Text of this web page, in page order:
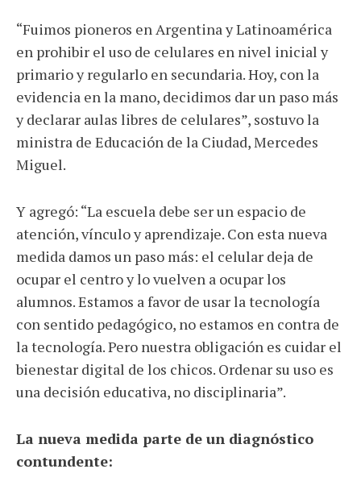
“Fuimos pioneros en Argentina y Latinoamérica
en prohibir el uso de celulares en nivel inicial y
primario y regularlo en secundaria. Hoy, con la
evidencia en la mano, decidimos dar un paso más
y declarar aulas libres de celulares”, sostuvo la
ministra de Educación de la Ciudad, Mercedes
Miguel.
Y agregó: “La escuela debe ser un espacio de
atención, vínculo y aprendizaje. Con esta nueva
medida damos un paso más: el celular deja de
ocupar el centro y lo vuelven a ocupar los
alumnos. Estamos a favor de usar la tecnología
con sentido pedagógico, no estamos en contra de
la tecnología. Pero nuestra obligación es cuidar el
bienestar digital de los chicos. Ordenar su uso es
una decisión educativa, no disciplinaria”.
La nueva medida parte de un diagnóstico
contundente: